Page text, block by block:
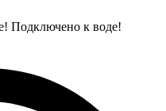
Подключено к воде!